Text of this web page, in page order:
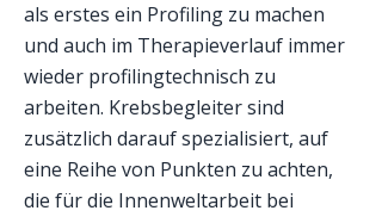
als erstes ein Profiling zu machen
und auch im Therapieverlauf immer
wieder profilingtechnisch zu
arbeiten. Krebsbegleiter sind
zusätzlich darauf spezialisiert, auf
eine Reihe von Punkten zu achten,
die für die Innenweltarbeit bei